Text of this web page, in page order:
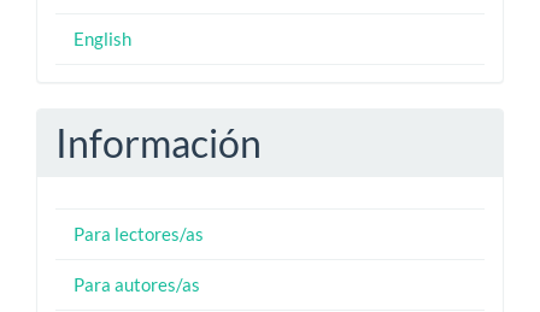
English
Información
Para lectores/as
Para autores/as